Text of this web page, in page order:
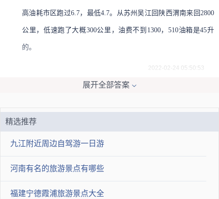
高油耗市区跑过6.7，最低4.7。从苏州吴江回陕西渭南来回2800
公里，低速跑了大概300公里，油费不到1300，510油箱是45升
的。
2022-02-24 05:50:53
一公里。5月10日宝骏360上市，售价5.68万-7.58万元，宝骏360
是上汽通用五菱针对年轻家庭量身打造的6座家用车，动力采用
用，更省心省钱。
展开全部答案
精选推荐
九江附近周边自驾游一日游
河南有名的旅游景点有哪些
福建宁德霞浦旅游景点大全